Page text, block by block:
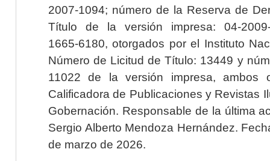
2007-1094; número de la Reserva de
Título de la versión impresa: 04-2009-
1665-6180, otorgados por el Instituto
Número de Licitud de Título: 13449 y
11022 de la versión impresa, ambos
Calificadora de Publicaciones y Revistas
Gobernación. Responsable de la última
Sergio Alberto Mendoza Hernández.
de marzo de 2026.